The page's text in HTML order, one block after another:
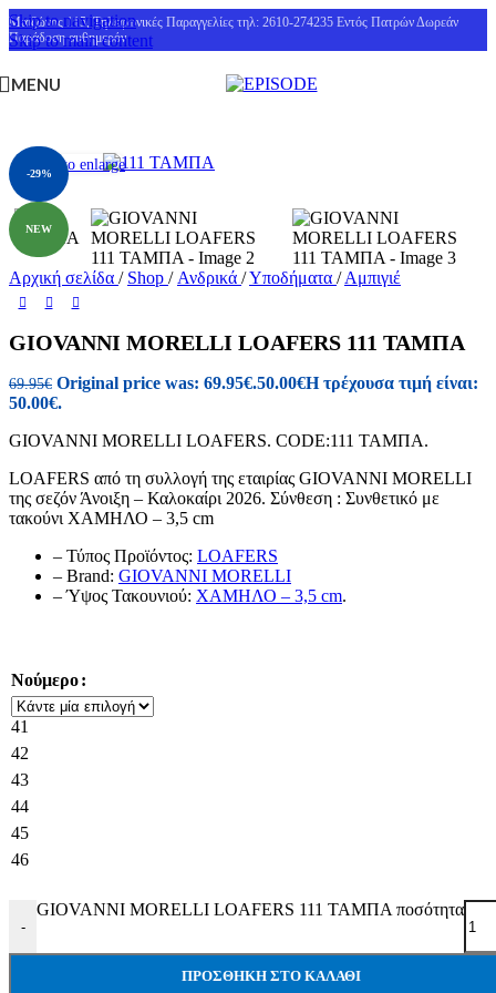
Skip to navigation
Skip to main content
Μαιζώνος 115, Τηλεφωνικές Παραγγελίες τηλ: 2610-274235 Εντός Πατρών Δωρεάν
Παράδοση αυθημερόν
MENU
-29%
NEW
Click to enlarge
Αρχική σελίδα / Shop / Ανδρικά /Υποδήματα / Αμπιγιέ
GIOVANNI MORELLI LOAFERS 111 ΤΑΜΠΑ
69.95€ Original price was: 69.95€.50.00€Η τρέχουσα τιμή είναι:
50.00€.
GIOVANNI MORELLI LOAFERS. CODE:111 ΤΑΜΠΑ.
LOAFERS από τη συλλογή της εταιρίας GIOVANNI MORELLI
της σεζόν Άνοιξη – Καλοκαίρι 2026. Σύνθεση : Συνθετικό με
τακούνι ΧΑΜΗΛΟ – 3,5 cm
– Τύπος Προϊόντος: LOAFERS
– Brand: GIOVANNI MORELLI
– Ύψος Τακουνιού: ΧΑΜΗΛΟ – 3,5 cm.
Νούμερο
41
42
43
44
45
46
-
GIOVANNI MORELLI LOAFERS 111 ΤΑΜΠΑ ποσότητα
ΠΡΟΣΘΉΚΗ ΣΤΟ ΚΑΛΆΘΙ